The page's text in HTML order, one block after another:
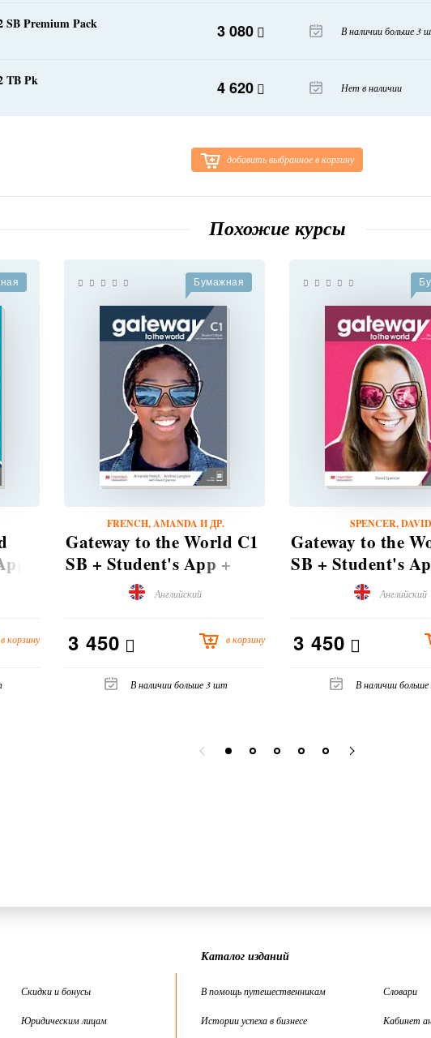
SB Premium Pack 3 080 В наличии больше 3
TB Pk 4 620 Нет в наличии
добавить выбранное в корзину
Похожие курсы
в корзину
Бумажная
FRENCH, AMANDA И ДР.
Gateway to the World C1
SB + Student's App +
Английский
3 450 в корзину
В наличии больше 3 шт
SPENCER, DAVID
Gateway to the
SB + Student's
Английский
3 450
В наличии
Скидки и бонусы
Юридическим лицам
Каталог изданий
В помощь путешественникам
Истории успеха в бизнесе
Словари
Кабинет